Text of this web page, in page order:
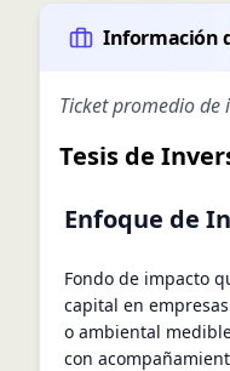
Información
Ticket promedio de
Tesis de
Enfoque de
Fondo de impacto
capital en
o ambiental
con